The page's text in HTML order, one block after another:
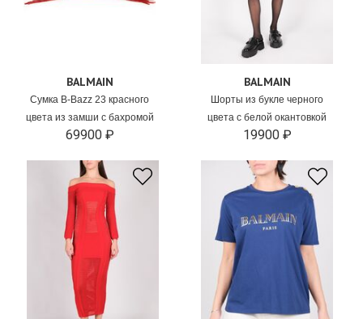
BALMAIN
Сумка B-Bazz 23 красного
цвета из замши с бахромой
69900 ₽
BALMAIN
Шорты из букле черного
цвета с белой окантовкой
19900 ₽